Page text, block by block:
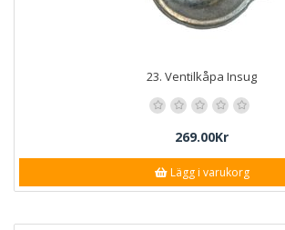
23. Ventilkåpa Insug
269.00Kr
Lägg i varukorg